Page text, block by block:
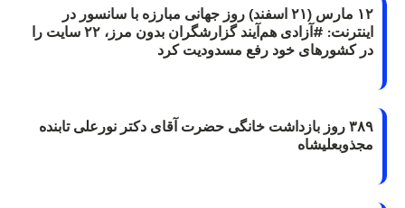
۱۲ مارس (۲۱ اسفند) روز جهانی مبارزه با سانسور در
اینترنت: #آزادی هم‌آیند گزارشگران‌ بدون مرز، ۲۲ سایت را
در کشورهای خود رفع مسدودیت کرد
۳۸۹ روز بازداشت خانگی حضرت آقای دکتر نورعلی تابنده
مجذوبعلیشاه